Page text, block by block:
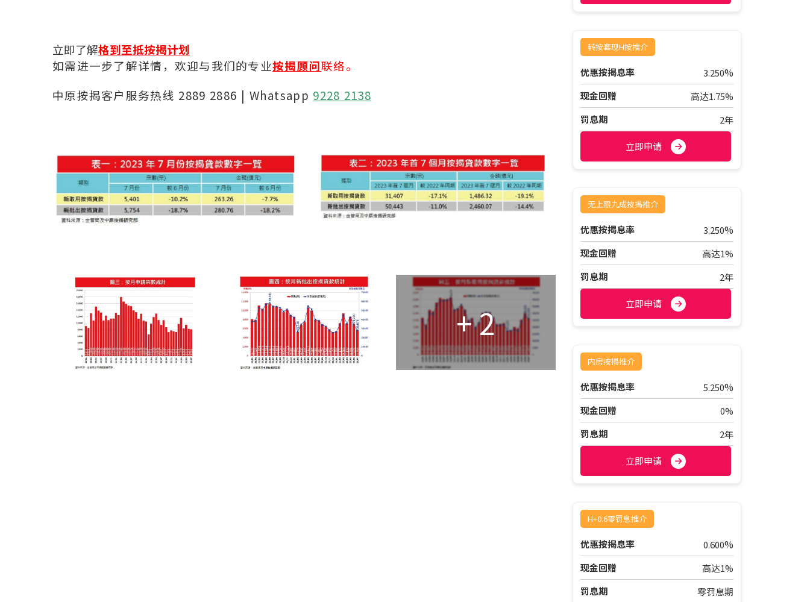
立即了解格到至抵按揭计划
如需进一步了解详情，欢迎与我们的专业按揭顾问联络。
中原按揭客户服务热线 2889 2886 | Whatsapp 9228 2138
+ 2
转按套现H按推介
优惠按揭息率 3.250%
现金回赠
高达1.75%
罚息期
2年
立即申请
无上限九成按揭推介
优惠按揭息率 3.250%
现金回赠
高达1%
罚息期
2年
立即申请
内房按揭推介
优惠按揭息率 5.250%
现金回赠
0%
罚息期
2年
立即申请
H+0.6零罚息推介
优惠按揭息率 0.600%
现金回赠
高达1%
罚息期
零罚息期